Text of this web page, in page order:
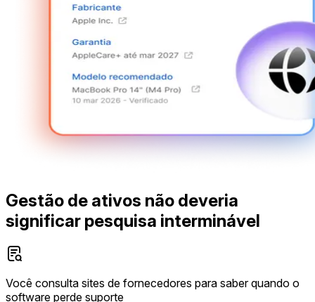
Gestão de ativos não deveria
significar pesquisa interminável
Você consulta sites de fornecedores para saber quando o
software perde suporte